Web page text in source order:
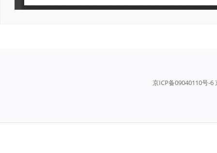
京ICP备09040110号-6